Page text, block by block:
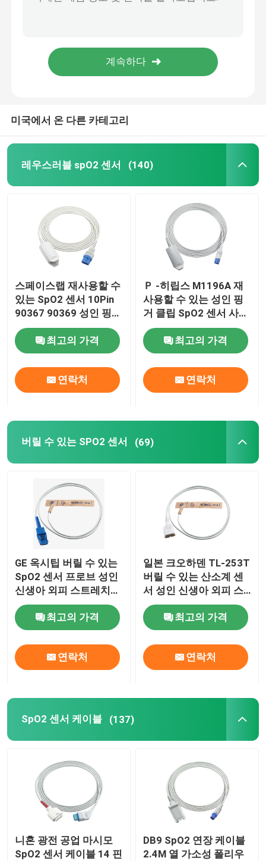
SpO2 센서 케이블
EKG는 전보를 칩니다
ECG 리드선
ECG 전극 연결기
라디오 투명한 와이어
ECG 홀터 케이블
IBP 어댑터 케이블
온도 탐촉자선
NIBP 커프스
NIBP 익스텐션 튜브
뇌파도 전극
ECG 부분
미국에서 온 다른 카테고리
레우스러블 spO2 센서 (140)
스페이스랩 재사용할 수
있는 SpO2 센서 10Pin
90367 90369 성인 핑거
클립 SpO2 센서
최고의 가격
연락처
Ｐ -히립스 M1196A 재
사용할 수 있는 성인 핑
거 클립 SpO2 센서 사각
형 8Pin
최고의 가격
연락처
버릴 수 있는 SPO2 센서 (69)
GE 옥시팁 버릴 수 있는
SpO2 센서 프로브 성인
신생아 외피 스트레치
천
최고의 가격
연락처
일본 크오하덴 TL-253T
버릴 수 있는 산소계 센
서 성인 신생아 외피 스
트레치 천
최고의 가격
연락처
SpO2 센서 케이블 (137)
니혼 광전 공업 마시모
SpO2 센서 케이블 14 핀
DB9 SpO2 연장 케이블
2.4M 열 가소성 폴리우